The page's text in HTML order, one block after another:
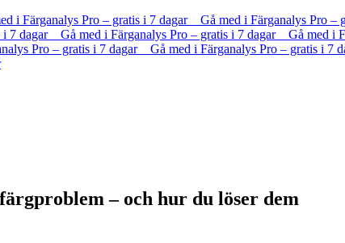
i Färganalys Pro – gratis i 7 dagar Gå med i Färganalys Pro
7 dagar Gå med i Färganalys Pro – gratis i 7 dagar Gå med
Pro – gratis i 7 dagar Gå med i Färganalys Pro – gratis i
– och hur du löser dem